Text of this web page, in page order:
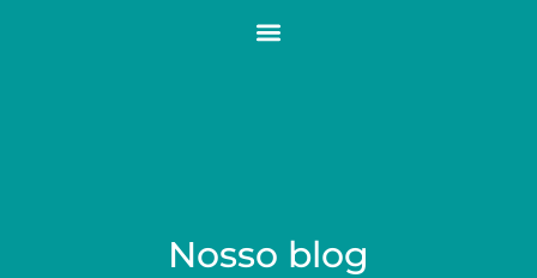
Nosso blog